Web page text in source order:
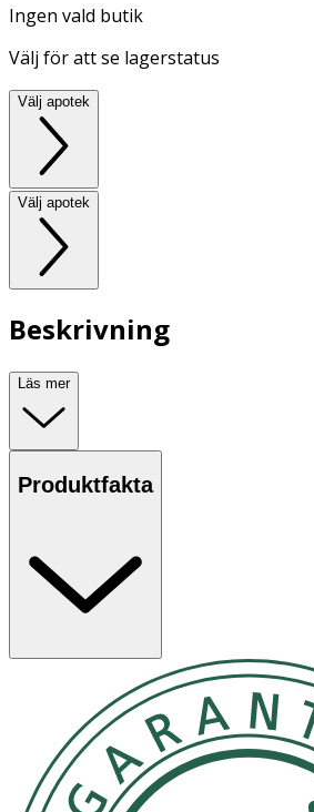
Ingen vald butik
Välj för att se lagerstatus
Välj apotek
Välj apotek
Beskrivning
Läs mer
Produktfakta